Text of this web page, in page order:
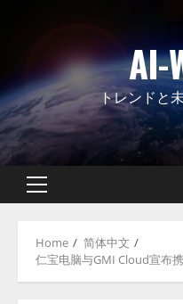
AI-
トレンドと
Primary
Home
简体中文
仁宝电脑与GMI Cloud宣布